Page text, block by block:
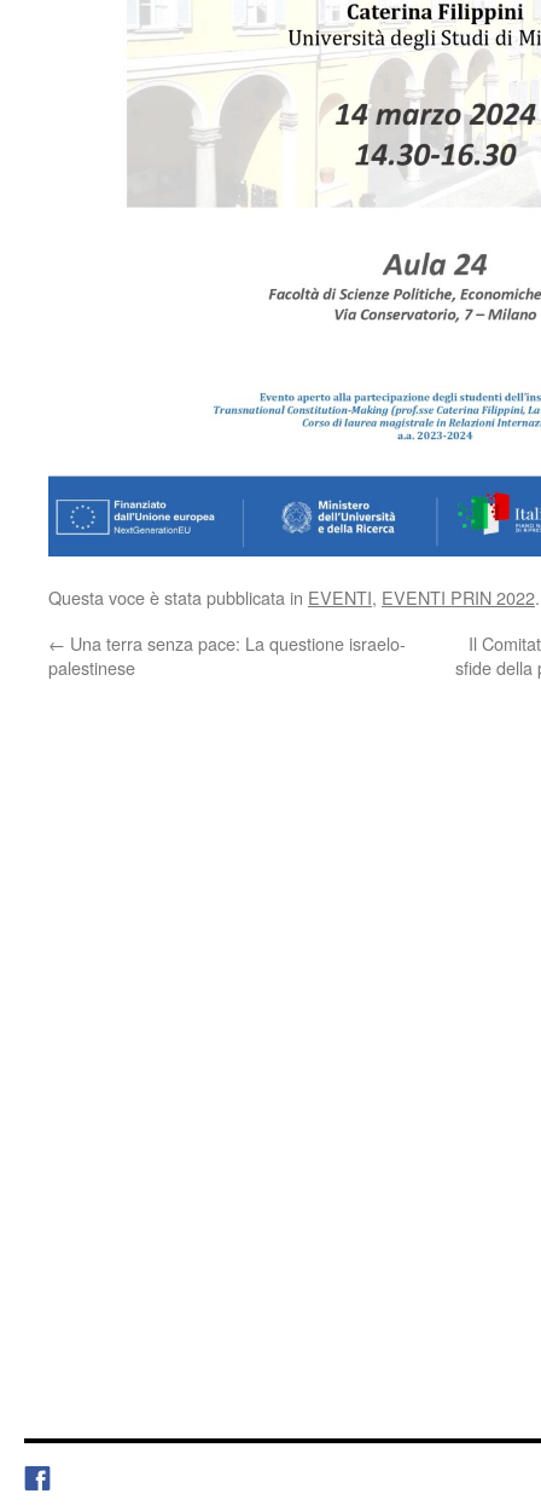
Questa voce è stata pubblicata in EVENTI, EVENTI PRIN 2022
← Una terra senza pace: La questione israelo-
palestinese
Il
sfide della